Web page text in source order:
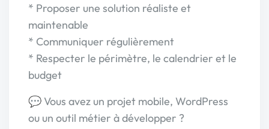
* Proposer une solution réaliste et
maintenable
* Communiquer régulièrement
* Respecter le périmètre, le calendrier et le
budget
💬 Vous avez un projet mobile, WordPress
ou un outil métier à développer ?